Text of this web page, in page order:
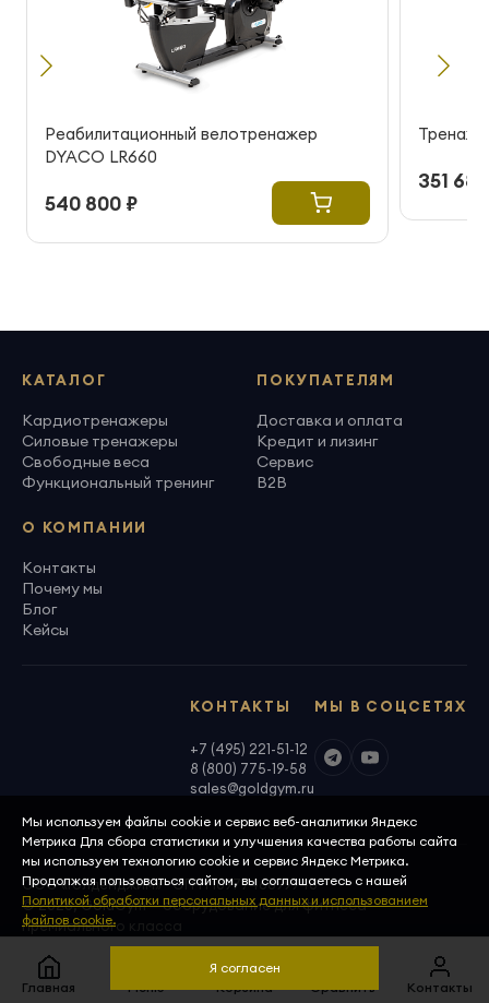
Реабилитационный велотренажер
DYACO LR660
540 800 ₽
351
КАТАЛОГ
Кардиотренажеры
Силовые тренажеры
Свободные веса
Функциональный тренинг
ПОКУПАТЕЛЯМ
Доставка и оплата
Кредит и лизинг
Сервис
B2B
О КОМПАНИИ
Контакты
Почему мы
Блог
Кейсы
МЫ В СОЦСЕТЯХ
КОНТАКТЫ
+7 (495) 221-51-12
8 (800) 775-19-58
sales@goldgym.ru
ООО «Голденджим» · ОГРН 1097746699940
© 2026, GoldGym — оборудование для фитнеса
премиального класса
Политика конфиденциальности
Скачать реквизиты
Мы используем файлы cookie и сервис веб-аналитики Яндекс
Метрика Для сбора статистики и улучшения качества работы сайта
мы используем технологию cookie и сервис Яндекс Метрика.
Продолжая пользоваться сайтом, вы соглашаетесь с нашей
Политикой обработки персональных данных и использованием
файлов cookie.
Я согласен
Главная
Меню Корзина Сравнить Контакты